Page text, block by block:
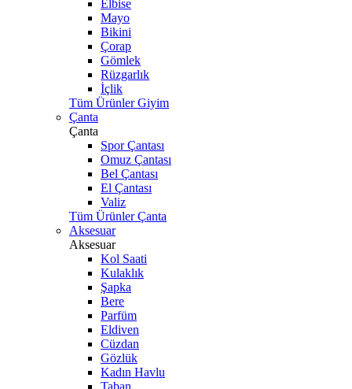
Elbise
Mayo
Bikini
Çorap
Gömlek
Rüzgarlık
İçlik
Tüm Ürünler Giyim
Çanta
Çanta
Spor Çantası
Omuz Çantası
Bel Çantası
El Çantası
Valiz
Tüm Ürünler Çanta
Aksesuar
Aksesuar
Kol Saati
Kulaklık
Şapka
Bere
Parfüm
Eldiven
Cüzdan
Gözlük
Kadın Havlu
Taban